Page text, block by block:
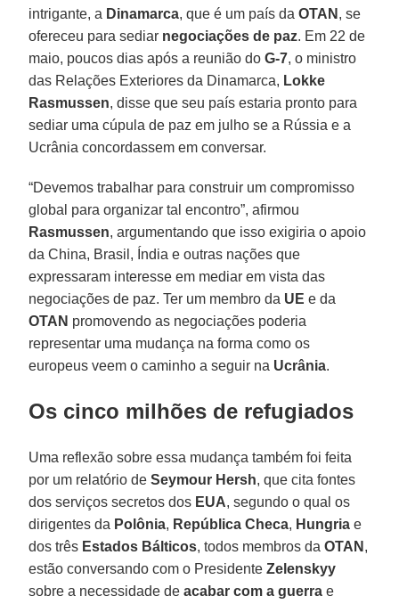
intrigante, a Dinamarca, que é um país daOTAN , se
ofereceu para sediar negociações de paz. Em 22 de
maio, poucos dias após a reunião doG-7, o ministro
das Relações Exteriores da Dinamarca, Lokke
Rasmussen, disse que seu país estaria pronto para
sediar uma cúpula de paz em julho se a Rússia e a
Ucrânia concordassem em conversar.
“Devemos trabalhar para construir um compromisso
global para organizar tal encontro”, afirmou
Rasmussen, argumentando que isso exigiria o apoio
da China, Brasil, Índia e outras nações que
expressaram interesse em mediar em vista das
negociações de paz. Ter um membro da UE e da
OTAN promovendo as negociações poderia
representar uma mudança na forma como os
europeus veem o caminho a seguir na Ucrânia.
Os cinco milhões de refugiados
Uma reflexão sobre essa mudança também foi feita
por um relatório deSeymour Hersh, que cita fontes
dos serviços secretos dos EUA, segundo o qual os
dirigentes da Polônia, República Checa, Hungria e
dos três Estados Bálticos, todos membros daOTAN ,
estão conversando com o PresidenteZelenskyy
sobre a necessidade deacabar com a guerra e